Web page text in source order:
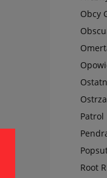
Obcy
Patrol
Root